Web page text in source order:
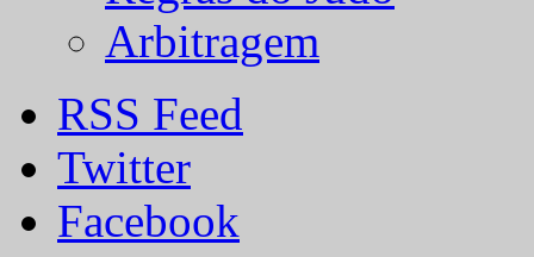
Arbitragem
RSS Feed
Twitter
Facebook